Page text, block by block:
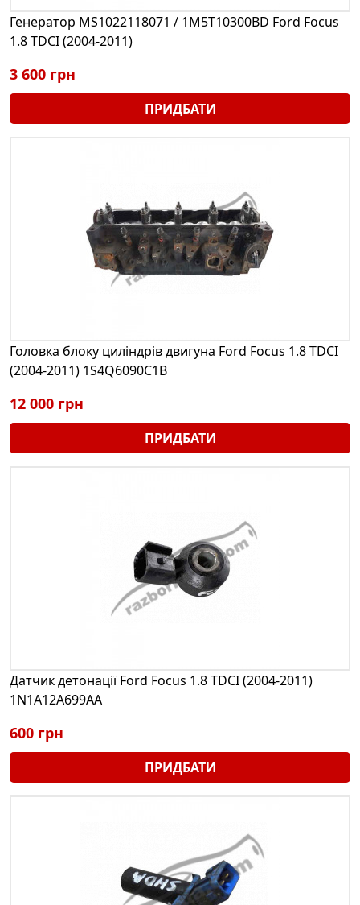
Генератор MS1022118071 / 1M5T10300BD Ford Focus
1.8 TDCI (2004-2011)
3 600 грн
ПРИДБАТИ
Головка блоку циліндрів двигуна Ford Focus 1.8 TDCI
(2004-2011) 1S4Q6090C1B
12 000 грн
ПРИДБАТИ
Датчик детонації Ford Focus 1.8 TDCI (2004-2011)
1N1A12A699AA
600 грн
ПРИДБАТИ